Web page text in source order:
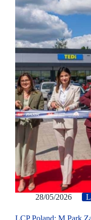
28/05/2026